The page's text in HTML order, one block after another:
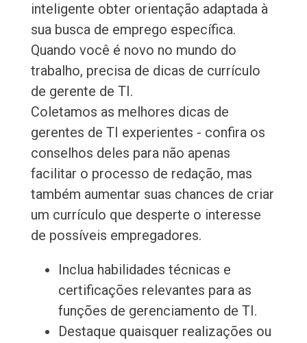
inteligente obter orientação adaptada à
sua busca de emprego específica.
Quando você é novo no mundo do
trabalho, precisa de dicas de currículo
de gerente de TI.
Coletamos as melhores dicas de
gerentes de TI experientes - confira os
conselhos deles para não apenas
facilitar o processo de redação, mas
também aumentar suas chances de criar
um currículo que desperte o interesse
de possíveis empregadores.
Inclua habilidades técnicas e
certificações relevantes para as
funções de gerenciamento de TI.
Destaque quaisquer realizações ou